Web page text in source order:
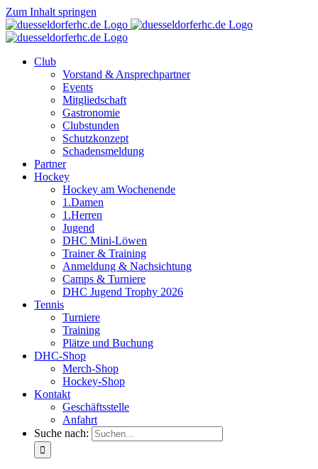
Zum Inhalt springen
Club
Vorstand & Ansprechpartner
Events
Mitgliedschaft
Gastronomie
Clubstunden
Schutzkonzept
Schadensmeldung
Partner
Hockey
Hockey am Wochenende
1.Damen
1.Herren
Jugend
DHC Mini-Löwen
Trainer & Training
Anmeldung & Nachsichtung
Camps & Turniere
DHC Jugend Trophy 2026
Tennis
Turniere
Training
Plätze und Buchung
DHC-Shop
Merch-Shop
Hockey-Shop
Kontakt
Geschäftsstelle
Anfahrt
Suche nach: